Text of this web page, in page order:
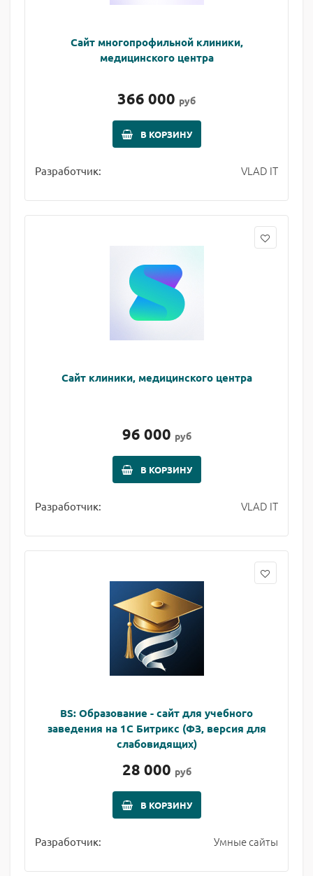
Сайт многопрофильной клиники,
медицинского центра
366 000 руб
В КОРЗИНУ
Разработчик: VLAD IT
Сайт клиники, медицинского центра
96 000 руб
В КОРЗИНУ
Разработчик: VLAD IT
BS: Образование - сайт для учебного
заведения на 1С Битрикс (ФЗ, версия для
слабовидящих)
28 000 руб
В КОРЗИНУ
Разработчик: Умные сайты